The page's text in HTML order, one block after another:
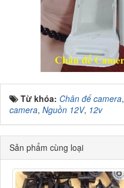
Từ khóa: Chân đế camera,
camera, Nguồn 12V, 12v
Sản phẩm cùng loại